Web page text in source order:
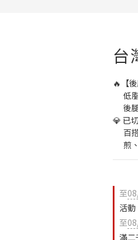
台
🔥【
💎 已
至
活動
至
滿二